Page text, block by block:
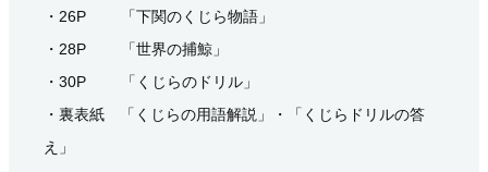
・26P 「下関のくじら物語」
・28P 「世界の捕鯨」
・30P 「くじらのドリル」
・裏表紙 「くじらの用語解説」・「くじらドリルの答
え」